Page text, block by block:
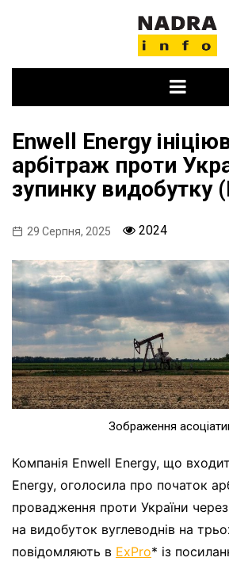
Enwell Energy
арбітраж проти
зупинку видобутку
29 Серпня, 2025 2024
Зображення
Компанія Enwell Energy, що
Energy, оголосила про початок
провадження проти України через
на видобуток вуглеводнів на
повідомляють в ExPro* із